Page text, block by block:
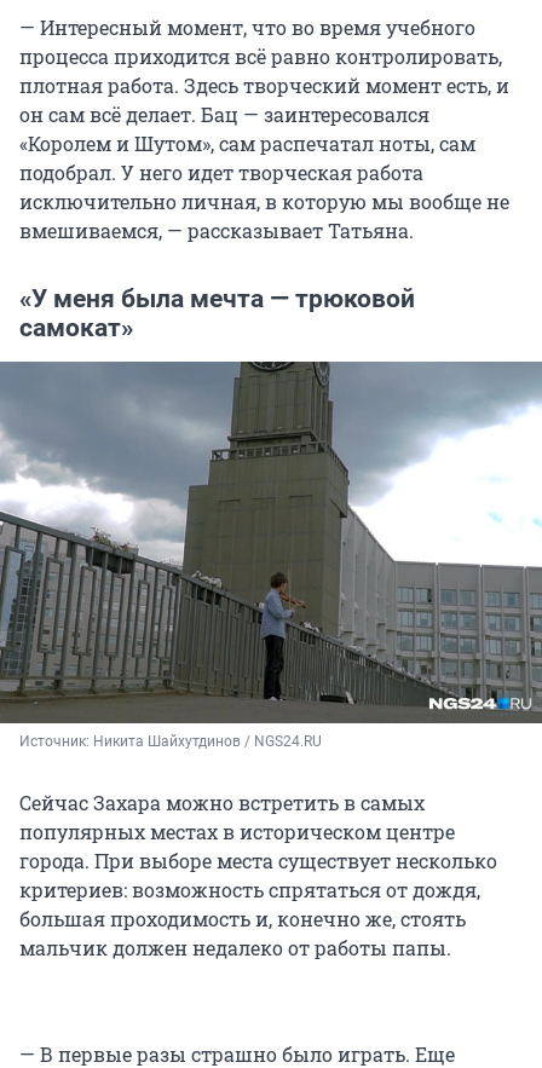
— Интересный момент, что во время учебного
процесса приходится всё равно контролировать,
плотная работа. Здесь творческий момент есть, и
он сам всё делает. Бац — заинтересовался
«Королем и Шутом», сам распечатал ноты, сам
подобрал. У него идет творческая работа
исключительно личная, в которую мы вообще не
вмешиваемся, — рассказывает Татьяна.
«У меня была мечта — трюковой
самокат»
Источник: Никита Шайхутдинов / NGS24.RU
Сейчас Захара можно встретить в самых
популярных местах в историческом центре
города. При выборе места существует несколько
критериев: возможность спрятаться от дождя,
большая проходимость и, конечно же, стоять
мальчик должен недалеко от работы папы.
— В первые разы страшно было играть. Еще